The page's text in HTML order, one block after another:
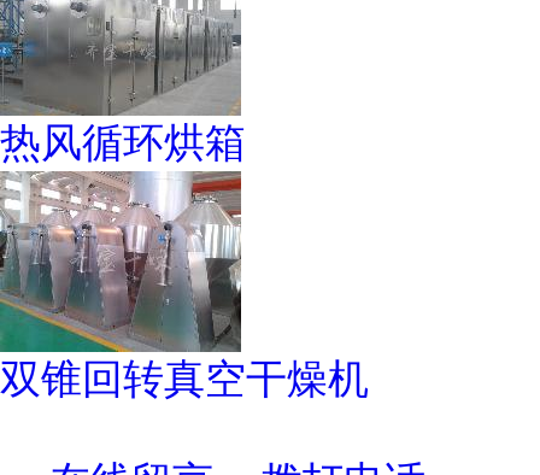
热风循环烘箱
双锥回转真空干燥机